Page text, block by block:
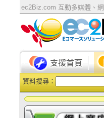
ec2Biz.com 互動多媒體、
資料搜尋：